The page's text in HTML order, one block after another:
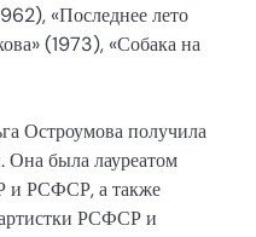
«Последнее лето
(1973), «Собака на
Остроумова получила
Она была лауреатом
и РСФСР, а также
РСФСР и